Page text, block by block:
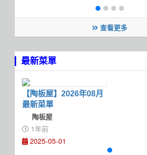
查看更多
最新菜單
【陶板屋】2026年08月
最新菜單
陶板屋
1年前
2025-05-01